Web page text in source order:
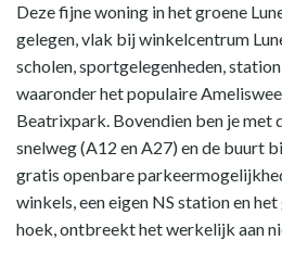
Deze fijne woning in het groene
gelegen, vlak bij winkelcentrum
scholen, sportgelegenheden,
waaronder het populaire
Beatrixpark. Bovendien ben je met
snelweg (A12 en A27) en de buurt
gratis openbare
winkels, een eigen NS station en
hoek, ontbreekt het werkelijk aan